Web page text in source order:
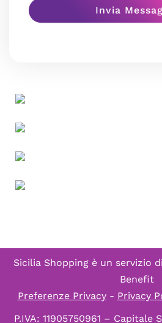
Sicilia Shopping è un servizio di
Benefit
Preferenze Privacy- Privacy
P.IVA: 11905750961 – Capitale